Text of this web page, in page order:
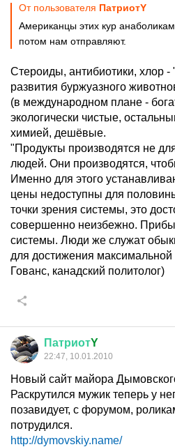
От пользователя ПатриотY
Американцы этих кур
потом нам отправляют.
Стероиды, антибиотики, хлор -
развития буржуазного
(в международном плане -
экологически чистые,
химией, дешёвые.
"Продукты производятся не
людей. Они производятся,
Именно для этого
цены недоступны для
точки зрения системы, это
совершенно неизбежно.
системы. Люди же служат
для достижения
Гованс, канадский политолог)
ПатриотY
22:47, 10.01.2010
Новый сайт майора
Раскрутился мужик теперь у
позавидует, с форумом,
потрудился.
http://dymovskiy.name/